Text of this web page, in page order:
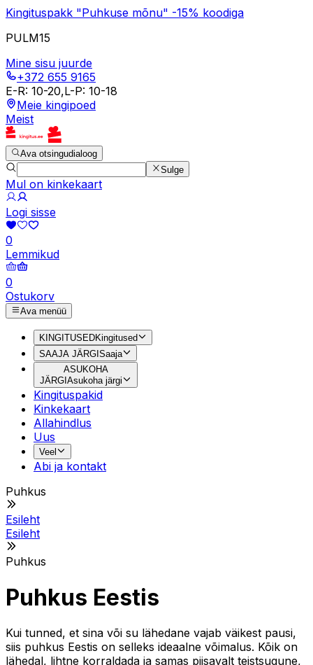
Kingituspakk "Puhkuse mõnu" -15% koodiga
PULM15
Mine sisu juurde
+372 655 9165
E-R: 10-20,L-P: 10-18
Meie kingipoed
Meist
Ava otsingudialoog
Sulge
Mul on kinkekaart
Logi sisse
0
Lemmikud
0
Ostukorv
Ava menüü
KINGITUSEDKingitused
SAAJA JÄRGISaaja
ASUKOHA
JÄRGI Asukoha järgi
Kingituspakid
Kinkekaart
Allahindlus
Uus
Veel
Abi ja kontakt
Puhkus
Esileht
Esileht
Puhkus
Puhkus Eestis
Kui tunned, et sina või su lähedane vajab väikest pausi,
siis puhkus Eestis on selleks ideaalne võimalus. Kõik on
lähedal, lihtne korraldada ja samas piisavalt teistsugune,